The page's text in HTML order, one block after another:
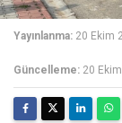
Yayınlanma: 20 Ekim
Güncelleme: 20